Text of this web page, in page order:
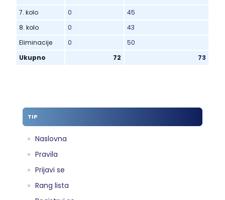
7. kolo
0
45
8. kolo
0
43
Eliminacije
0
50
Ukupno
72 73
TIP
Naslovna
Pravila
Prijavi se
Rang lista